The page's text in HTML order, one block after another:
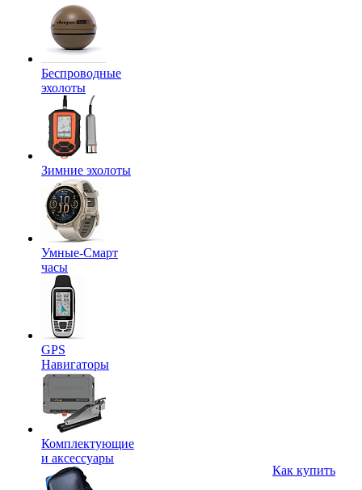
Беспроводные
эхолоты
Зимние эхолоты
Умные-Смарт
часы
GPS
Навигаторы
Комплектующие
и аксессуары
Как купить